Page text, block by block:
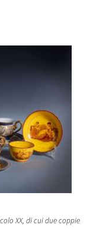
XX, di cui due coppie